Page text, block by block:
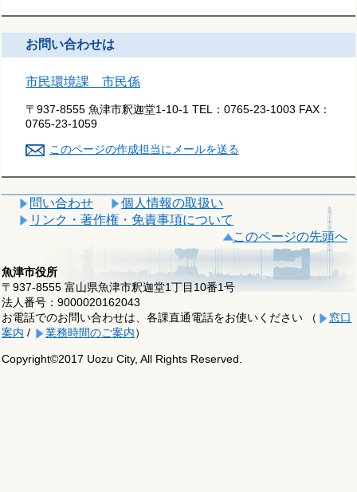
お問い合わせは
市民環境課 市民係
〒937-8555 魚津市釈迦堂1-10-1 TEL：0765-23-1003 FAX：
0765-23-1059
このページの作成担当にメールを送る
問い合わせ
個人情報の取扱い
リンク・著作権・免責事項について
このページの先頭へ
魚津市役所
〒937-8555 富山県魚津市釈迦堂1丁目10番1号
法人番号：9000020162043
お電話でのお問い合わせは、各課直通電話をお使いください （
窓口
案内 / 業務時間のご案内）
Copyright©2017 Uozu City, All Rights Reserved.